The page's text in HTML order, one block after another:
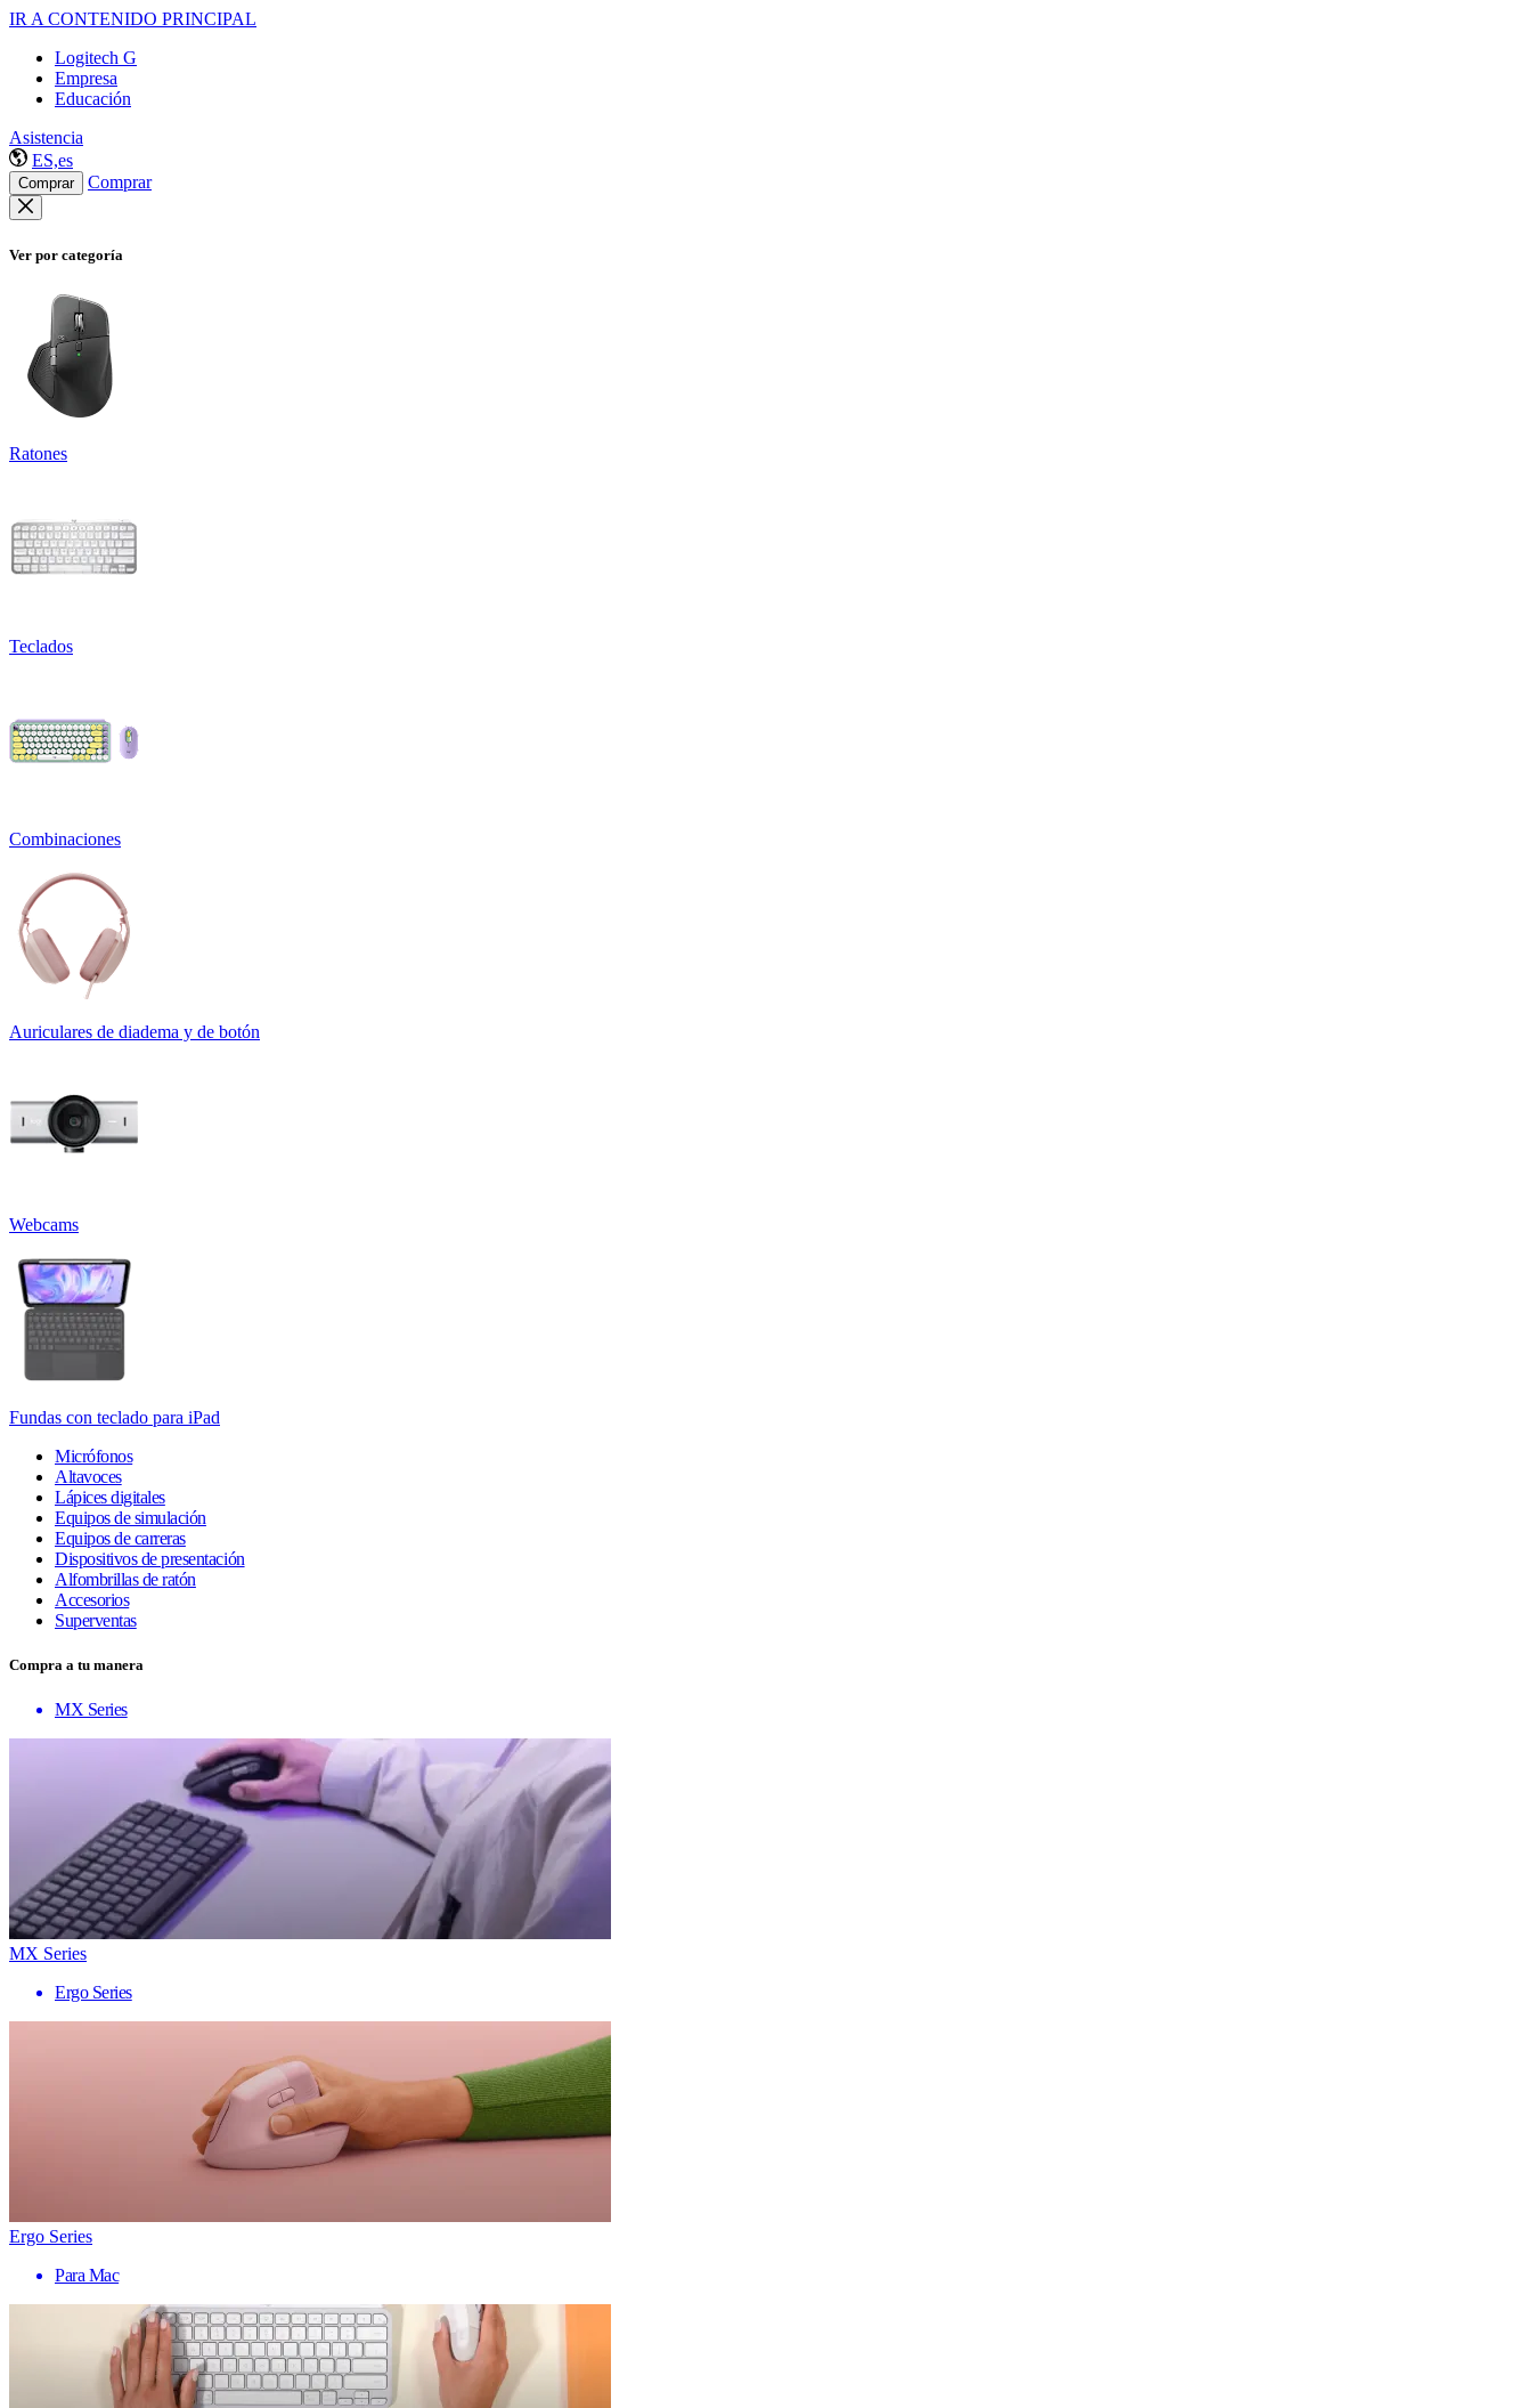
IR A CONTENIDO PRINCIPAL
Logitech G
Empresa
Educación
Asistencia
ES,es
Comprar Comprar
Ver por categoría
Ratones
Teclados
Combinaciones
Auriculares de diadema y de botón
Webcams
Fundas con teclado para iPad
Micrófonos
Altavoces
Lápices digitales
Equipos de simulación
Equipos de carreras
Dispositivos de presentación
Alfombrillas de ratón
Accesorios
Superventas
Compra a tu manera
MX Series
MX Series
Ergo Series
Ergo Series
Para Mac